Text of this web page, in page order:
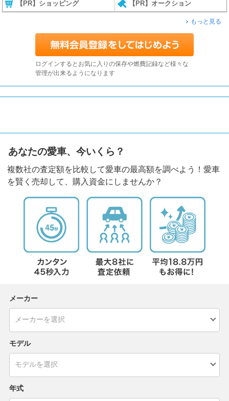
【PR】ショッピング 【PR】オークション
もっと見る
ログインするとお気に入りの保存や燃費記録など様々な
管理が出来るようになります
あなたの愛車、今いくら？
複数社の査定額を比較して愛車の最高額を調べよう！愛車
を賢く売却して、購入資金にしませんか？
メーカー
モデル
年式